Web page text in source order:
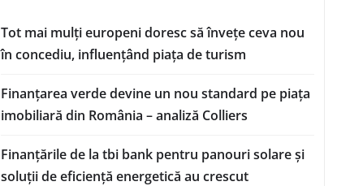
Tot mai mulți europeni doresc să învețe ceva nou
în concediu, influențând piața de turism
Finanțarea verde devine un nou standard pe piața
imobiliară din România – analiză Colliers
Finanțările de la tbi bank pentru panouri solare și
soluții de eficiență energetică au crescut